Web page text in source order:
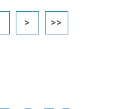
> >>